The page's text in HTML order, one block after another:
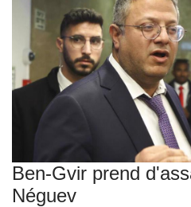
Ben-Gvir prend
Néguev